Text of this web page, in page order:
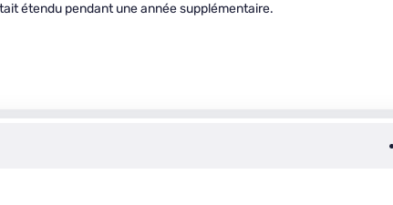
étendu pendant une année supplémentaire.